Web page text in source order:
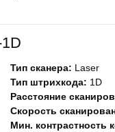
Тип сканера: Laser
Тип штрихкода: 1D
Расстояние
Скорость
Мин. контрастность